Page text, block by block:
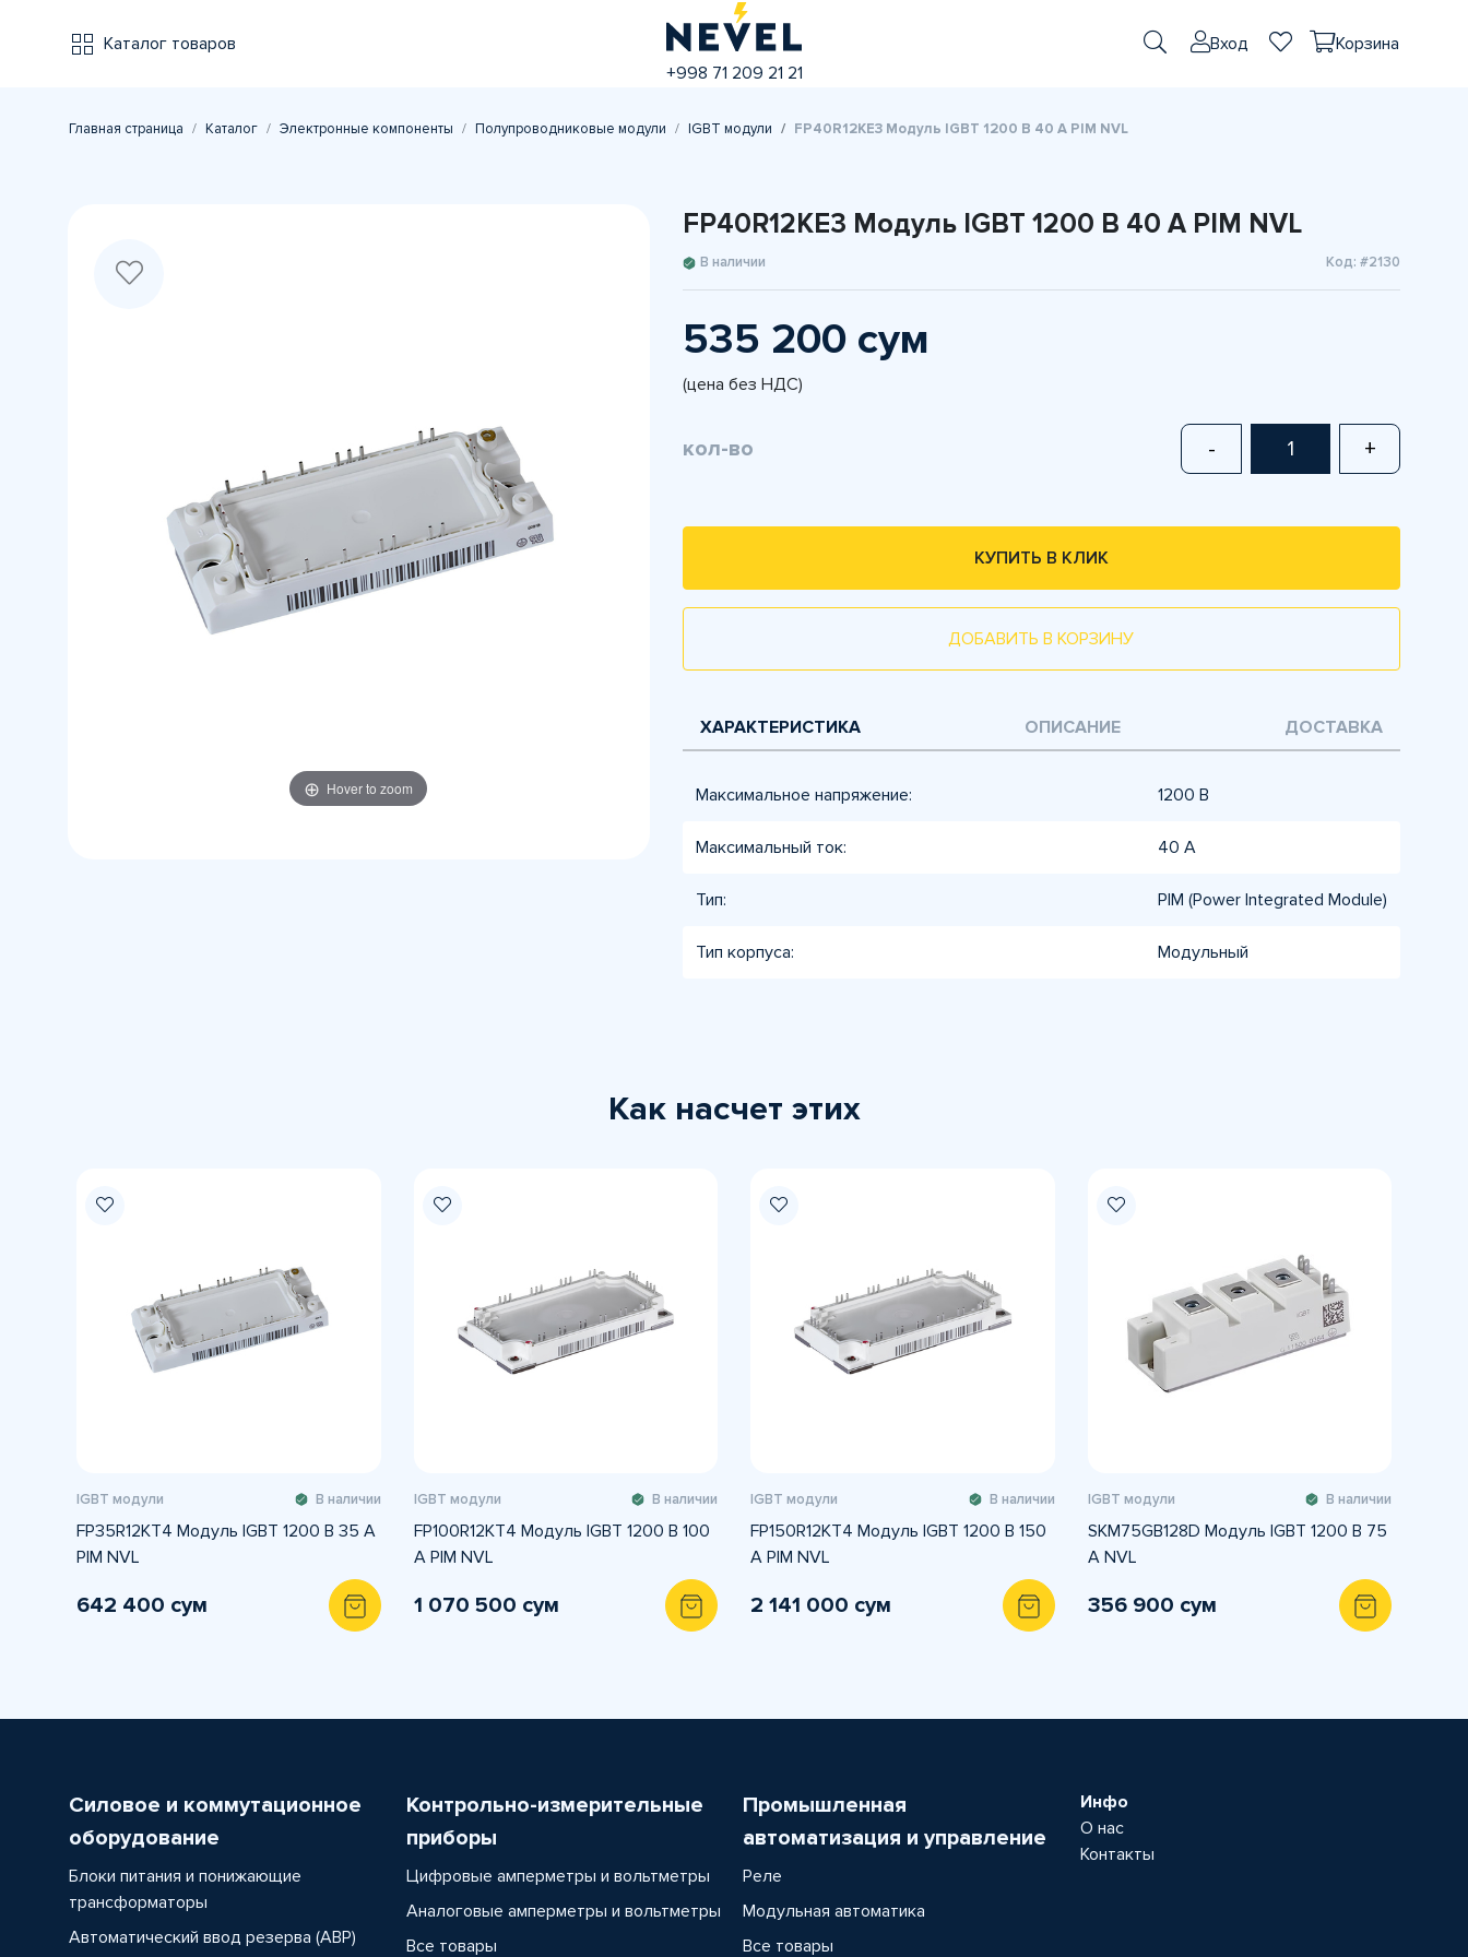
Каталог товаров
+998 71 209 21 21
Вход Корзина
Главная страница Каталог Электронные компоненты Полупроводниковые модули IGBT модули FP40R12KE3 Модуль IGBT 1200 В 40 А PIM NVL
Hover to zoom
FP40R12KE3 Модуль IGBT 1200 В 40 А PIM NVL
В наличии Код: #2130
535 200 сум
(цена без НДС)
кол-во - +
КУПИТЬ В КЛИК
ДОБАВИТЬ В КОРЗИНУ
ХАРАКТЕРИСТИКА ОПИСАНИЕ ДОСТАВКА
Максимальное напряжение: 1200 В
Максимальный ток: 40 А
Тип: PIM (Power Integrated Module)
Тип корпуса: Модульный
Как насчет этих
IGBT модули В наличии
FP35R12KT4 Модуль IGBT 1200 В 35 А
PIM NVL
642 400 сум
IGBT модули В наличии
FP100R12KT4 Модуль IGBT 1200 В 100
A PIM NVL
1 070 500 сум
IGBT модули В наличии
FP150R12KT4 Модуль IGBT 1200 В 150
A PIM NVL
2 141 000 сум
IGBT модули В наличии
SKM75GB128D Модуль IGBT 1200 В 75
A NVL
356 900 сум
Силовое и коммутационное
оборудование
Блоки питания и понижающие
трансформаторы
Автоматический ввод резерва (АВР)
Контрольно-измерительные
приборы
Цифровые амперметры и вольтметры
Аналоговые амперметры и вольтметры
Все товары
Промышленная
автоматизация и управление
Реле
Модульная автоматика
Все товары
Инфо
О нас
Контакты